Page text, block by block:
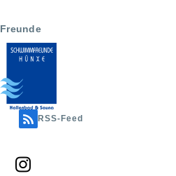
Freunde
RSS-Feed